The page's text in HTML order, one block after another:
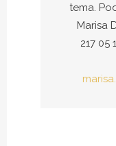
tema.
Marisa
217 05